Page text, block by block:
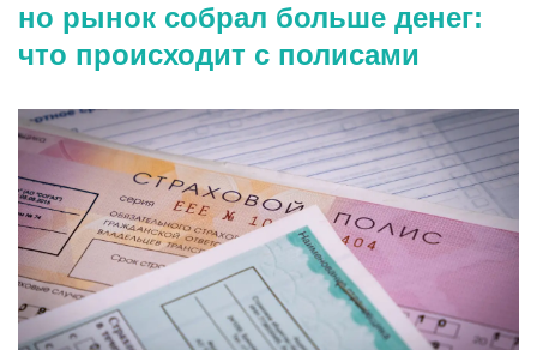
но рынок собрал больше денег:
что происходит с полисами